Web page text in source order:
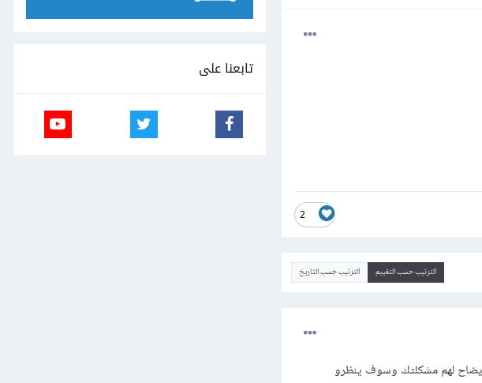
2
الترتيب حسب التقييم الترتيب حسب التاريخ
لهم مشكلتك وسوف ينظرو
تابعنا على